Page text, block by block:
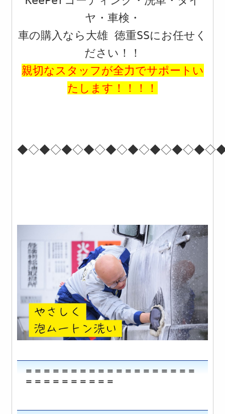
ヤ・車検・
車の購入なら大雄 徳重SSにお任せく
ださい ！！
親切なスタッフが全力でサポートい
たします ！！！！
＝＝＝＝＝＝＝＝＝＝＝＝＝＝＝＝＝＝＝
＝＝＝＝＝＝＝＝＝＝